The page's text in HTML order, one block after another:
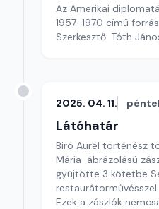
Az Amerikai
1957-1970 című
Szerkesztő: Tóth
2025. 04. 11.
Látóhatár
Biró Aurél történész
Mária-ábrázolású
gyüjtötte 3 kötetbe
restaurátorművésszel.
Ezek a zászlók